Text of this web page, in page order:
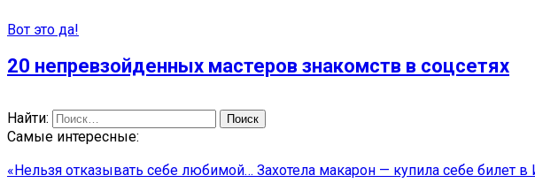
Вот это да!
20 непревзойденных мастеров знакомств в соцсетях
Найти:
Самые интересные:
«Нельзя отказывать себе любимой… Захотела макарон — купила себе билет